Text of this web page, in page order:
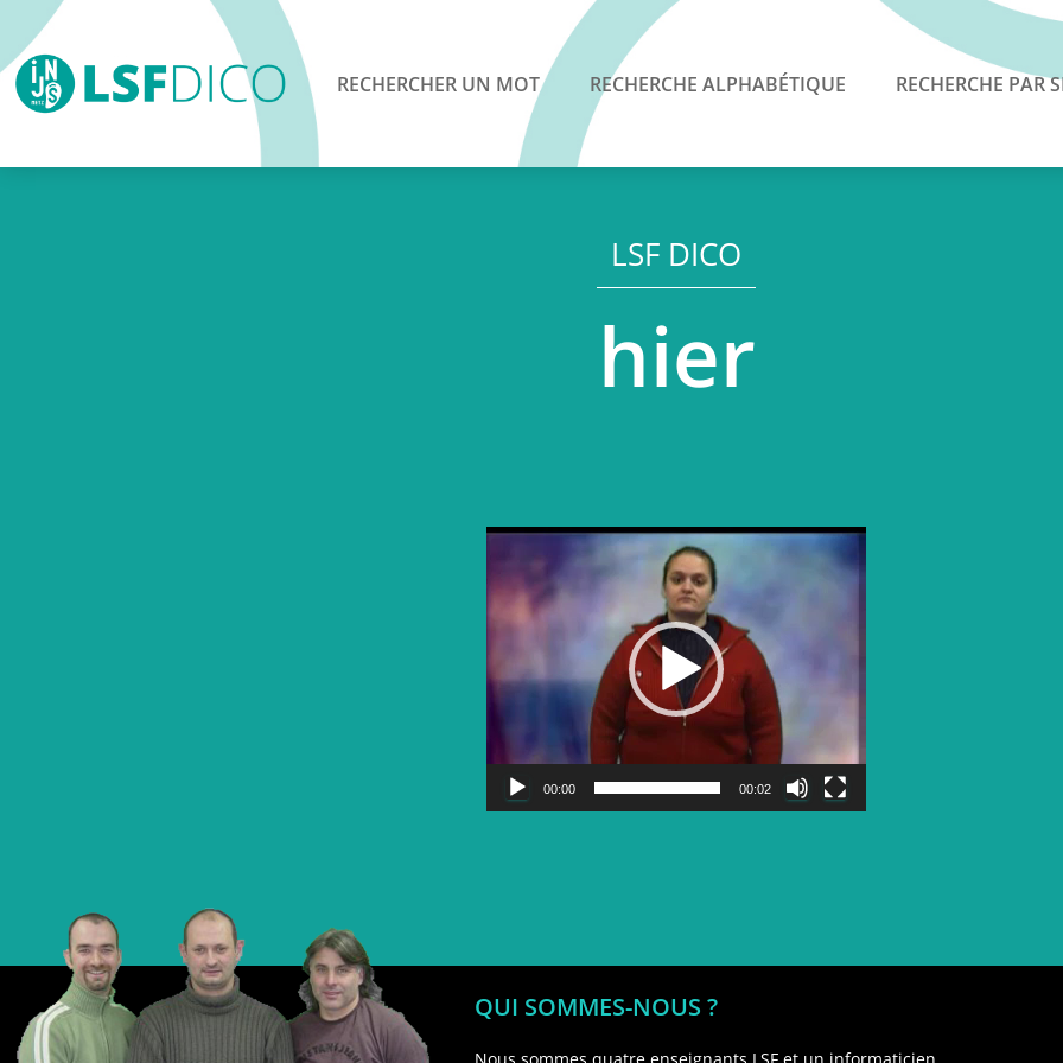
RECHERCHER UN MOT RECHERCHE ALPHABÉTIQUE RECHERCHE PAR
LSF DICO
hier
Lecteur
vidéo
00:00 00:02
QUI SOMMES-NOUS ?